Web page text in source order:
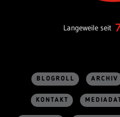
Langeweile seit
BLOGROLL ARCHIV
KONTAKT